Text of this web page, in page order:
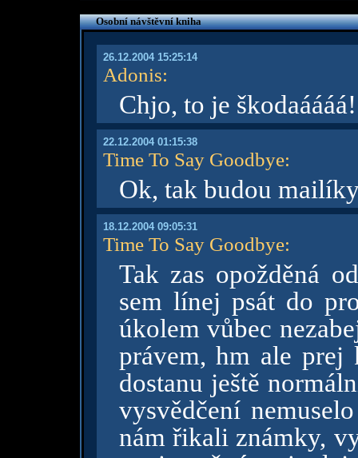
Osobní návštěvní kniha
26.12.2004 15:25:14
Adonis:
Chjo, to je
22.12.2004 01:15:38
Time To Say Goodbye:
Ok, tak budou
18.12.2004 09:05:31
Time To Say Goodbye:
Tak zas opožděná
sem línej psát do
úkolem vůbec
právem, hm ale
dostanu ještě
vysvědčení
nám řikali známky,